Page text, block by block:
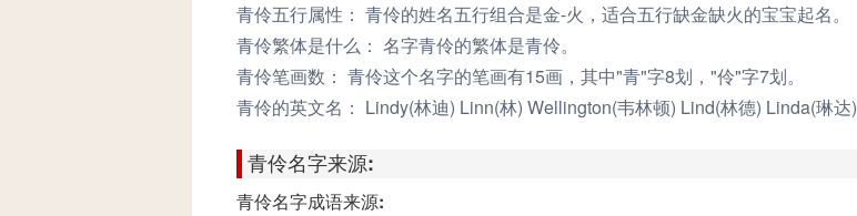
青伶五行属性： 青伶的姓名五行组合是金-火，适合五行缺金缺火的宝宝起名。
青伶繁体是什么： 名字青伶的繁体是青伶。
青伶笔画数： 青伶这个名字的笔画有15画，其中"青"字8划，"伶"字7划。
青伶的英文名： Lindy(林迪) Linn(林) Wellington(韦林顿) Lind(林德) Linda(琳达)
青伶名字来源:
青伶名字成语来源: